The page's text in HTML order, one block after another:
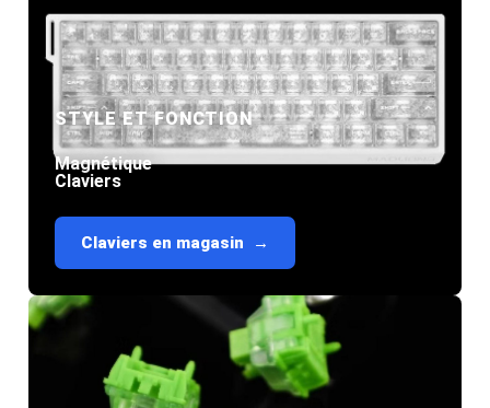
L'esthétique au service
de la performance
rapide, intégrée à de superbes designs
Découvrez le look
STYLE ET FONCTION
Magnétique
Claviers
Claviers en magasin